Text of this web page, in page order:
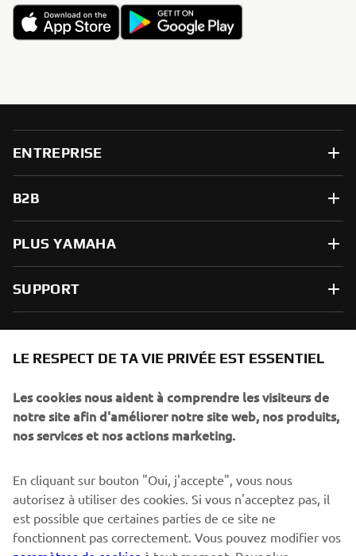
ENTREPRISE
B2B
PLUS YAMAHA
SUPPORT
spéciaux, les lancements de produits, etc.
S'ABONNER
Lisez notre politique de confidentialité pour savoir comment
nous traitons vos données personnelles : Politique de
Confidentialité
LE RESPECT DE TA VIE PRIVÉE EST ESSENTIEL
Les cookies nous aident à comprendre les visiteurs de
notre site afin d'améliorer notre site web, nos produits,
nos services et nos actions marketing.
En cliquant sur bouton "Oui, j'accepte", vous nous
autorisez à utiliser des cookies. Si vous n'acceptez pas, il
est possible que certaines parties de ce site ne
fonctionnent pas correctement. Vous pouvez modifier vos